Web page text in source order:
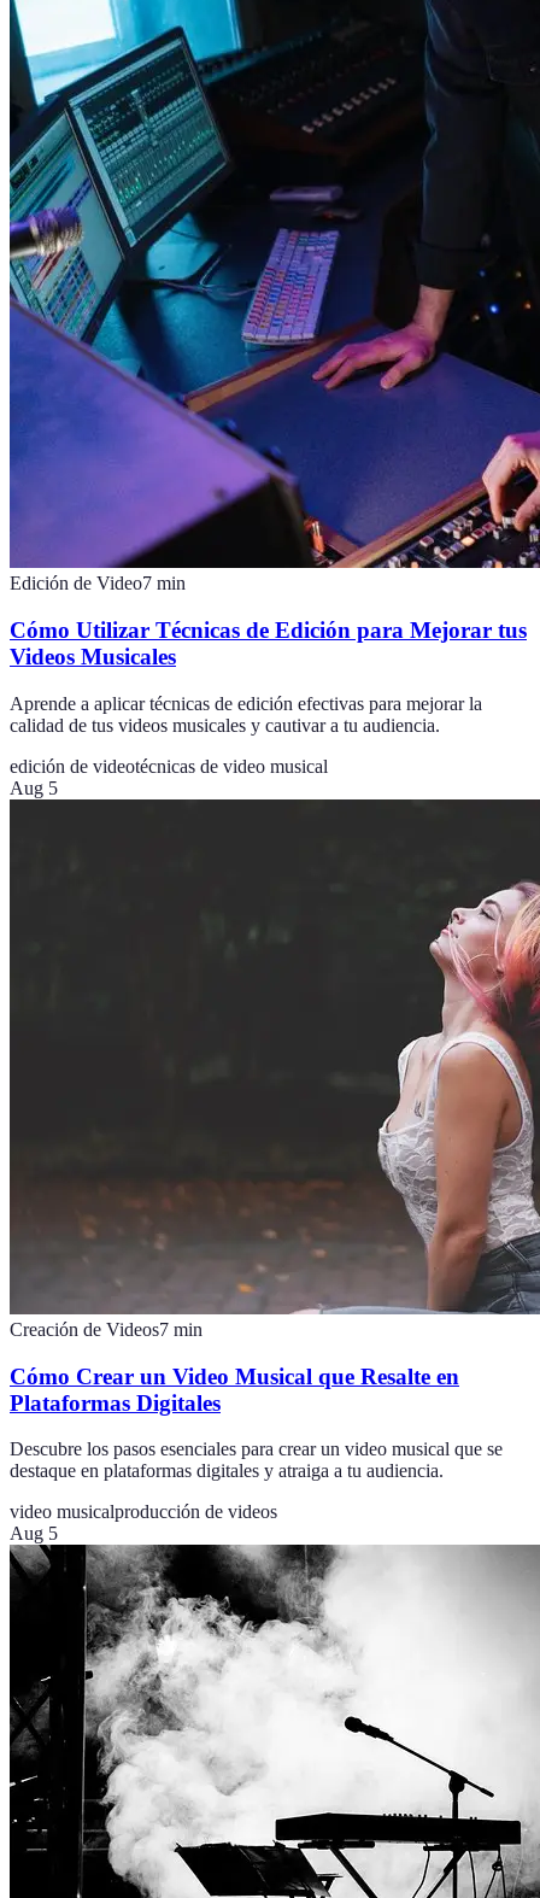
Edición de Video7 min
Cómo Utilizar Técnicas de Edición para Mejorar tus
Videos Musicales
Aprende a aplicar técnicas de edición efectivas para mejorar la
calidad de tus videos musicales y cautivar a tu audiencia.
edición de videotécnicas de video musical
Aug 5
Creación de Videos7 min
Cómo Crear un Video Musical que Resalte en
Plataformas Digitales
Descubre los pasos esenciales para crear un video musical que se
destaque en plataformas digitales y atraiga a tu audiencia.
video musicalproducción de videos
Aug 5